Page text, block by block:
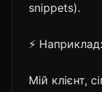
snippets).
⚡ Наприклад:
Мій клієнт,